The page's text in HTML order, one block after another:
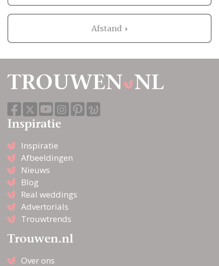
Afstand
Inspiratie
Inspiratie
Afbeeldingen
Nieuws
Blog
Real weddings
Advertorials
Trouwtrends
Trouwen.nl
Over ons